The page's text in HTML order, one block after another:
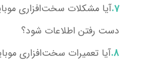
آیا مشکلات سخت‌افزاری
دست رفتن اطلاعات شود؟
آیا تعمیرات سخت‌افزاری